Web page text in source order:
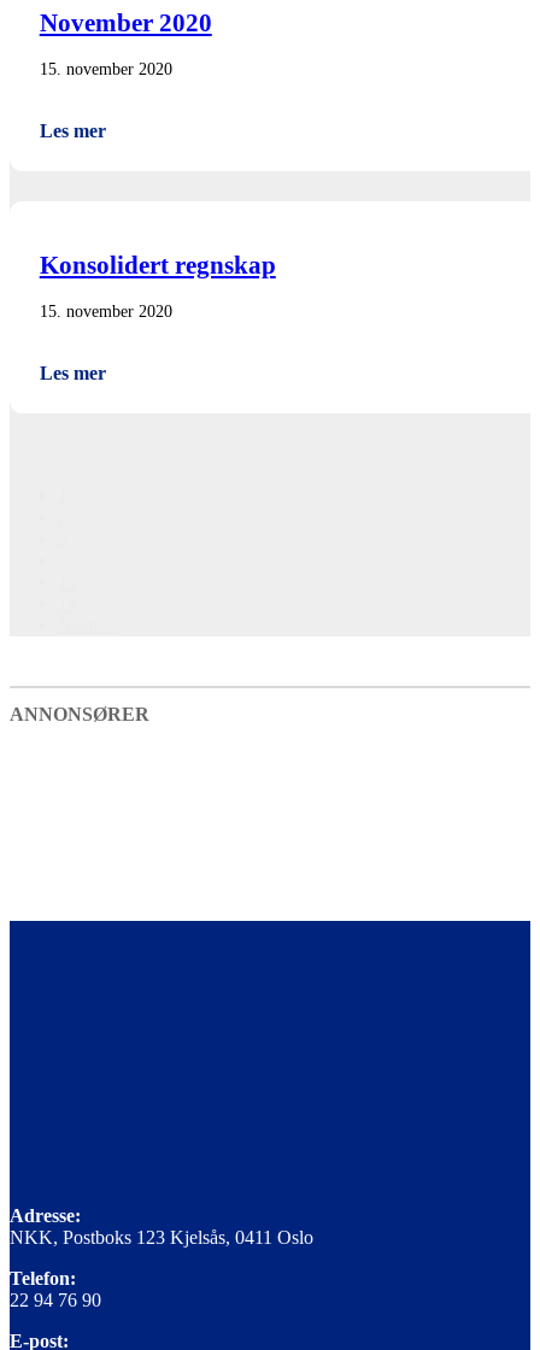
November 2020
15. november 2020
Les mer
Konsolidert regnskap
15. november 2020
Les mer
ANNONSØRER
Adresse:
NKK, Postboks 123 Kjelsås, 0411 Oslo
Telefon:
22 94 76 90
E-post: